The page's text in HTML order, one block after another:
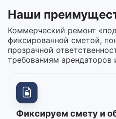
Наши
Коммерческий ремонт
фиксированной сметой,
прозрачной
требованиям
Фиксируем смету и